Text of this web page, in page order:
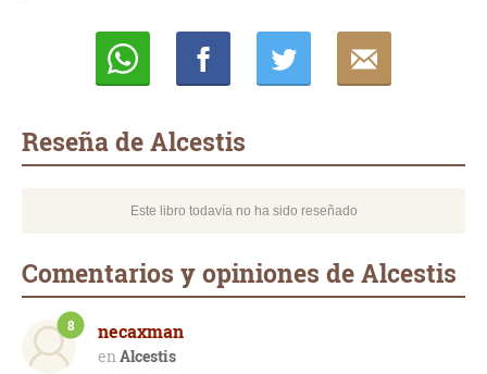
Reseña de Alcestis
Este libro todavía no ha sido reseñado
Comentarios y opiniones de Alcestis
necaxman
Alcestis
8